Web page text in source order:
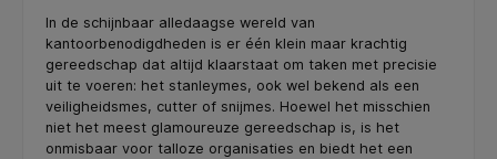
In de schijnbaar alledaagse wereld van
kantoorbenodigdheden is er één klein maar krachtig
gereedschap dat altijd klaarstaat om taken met precisie
uit te voeren: het stanleymes, ook wel bekend als een
veiligheidsmes, cutter of snijmes. Hoewel het misschien
niet het meest glamoureuze gereedschap is, is het
onmisbaar voor talloze organisaties en biedt het een